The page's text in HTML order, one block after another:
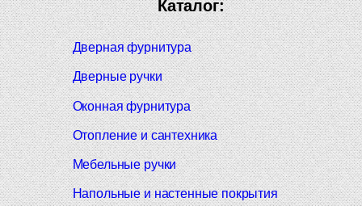
Каталог:
Дверная фурнитура
Дверные ручки
Оконная фурнитура
Отопление и сантехника
Мебельные ручки
Напольные и настенные покрытия